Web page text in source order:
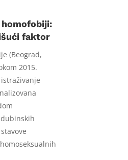
homofobiji:
faktor
(Beograd,
2015.